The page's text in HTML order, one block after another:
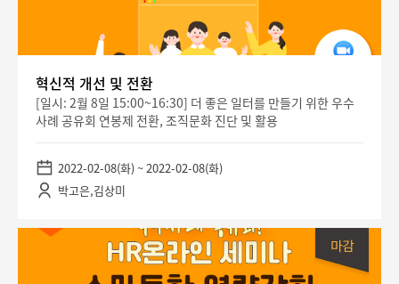
혁신적 개선 및 전환
[일시: 2월 8일 15:00~16:30] 더 좋은 일터를 만들기 위한 우수
사례 공유회 연봉제 전환, 조직문화 진단 및 활용
2022-02-08(화) ~ 2022-02-08(화)
박고은,김상미